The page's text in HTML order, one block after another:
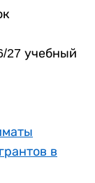
27 учебный
в